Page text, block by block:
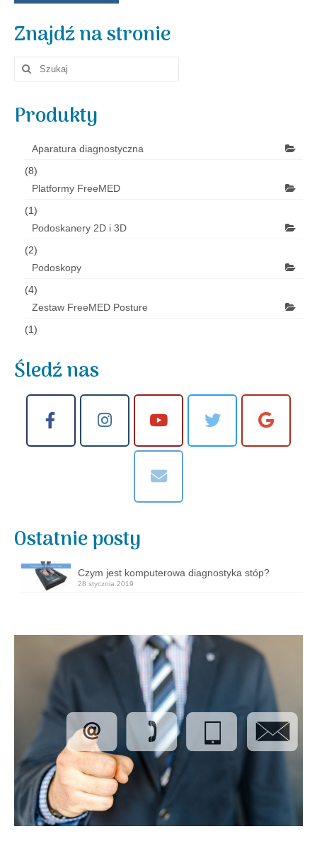
Znajdź na stronie
Szuklaj
Produkty
Aparatura diagnostyczna
(8)
Platformy FreeMED
(1)
Podoskanery 2D i 3D
(2)
Podoskopy
(4)
Zestaw FreeMED Posture
(1)
Śledź nas
Ostatnie posty
Czym jest komputerowa diagnostyka stóp?
28 stycznia 2019